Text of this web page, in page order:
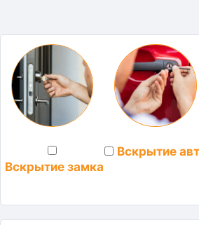
Вскрытие замка
Вскрытие